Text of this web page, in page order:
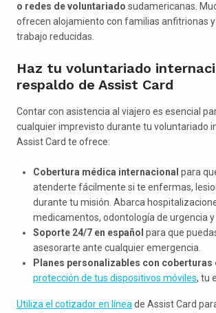
o redes de voluntariado sudamericanas.
ofrecen alojamiento con familias anfitrionas
trabajo reducidas.
Haz tu voluntariado
respaldo de Assist Card
Contar con asistencia al viajero es esencial
cualquier imprevisto durante tu voluntariado
Assist Card te ofrece:
Cobertura médica internacional para
atenderte fácilmente si te enfermas,
durante tu misión. Abarca
medicamentos, odontología de urgencia y
Soporte 24/7 en español para que
asesorarte ante cualquier emergencia.
Planes personalizables con coberturas
protección de tus dispositivos móviles, tu
Utiliza el cotizador en línea de Assist Card